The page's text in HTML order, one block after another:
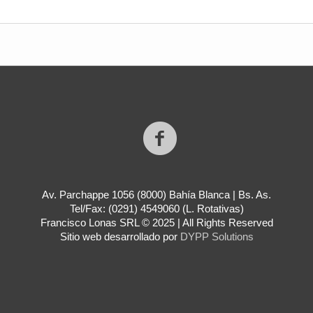
Av. Parchappe 1056 (8000) Bahía Blanca | Bs. As.
Tel/Fax: (0291) 4549060 (L. Rotativas)
Francisco Lonas SRL © 2025 | All Rights Reserved
Sitio web desarrollado por DYPP Solutions